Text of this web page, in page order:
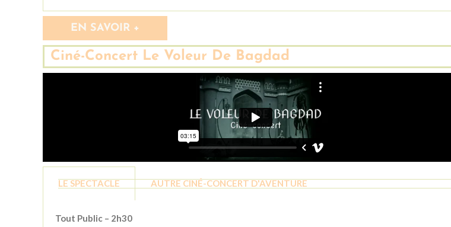
EN SAVOIR +
Ciné-Concert Le Voleur De Bagdad
LE SPECTACLE AUTRE CINÉ-CONCERT D'AVENTURE
Tout Public – 2h30